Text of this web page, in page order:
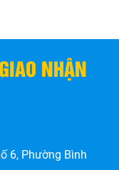
NHẬN
6, Phường Bình